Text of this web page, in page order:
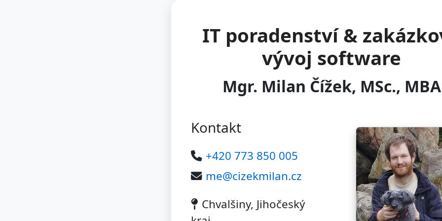
IT poradenství &
vývoj software
Mgr. Milan Čížek, MSc., MBA
Kontakt
+420 773 850 005
me@cizekmilan.cz
Chvalšiny, Jihočeský